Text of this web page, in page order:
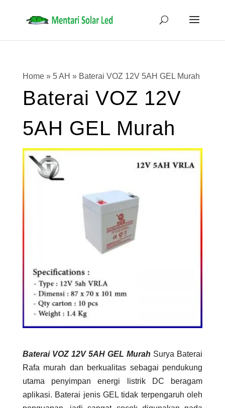
Home» 5 AH » Baterai VOZ 12V 5AH GEL Murah
Baterai VOZ 12V
5AH GEL Murah
Baterai VOZ 12V 5AH GEL Murah Surya Baterai
Rafa murah dan berkualitas sebagai pendukung
utama penyimpan energi listrik DC beragam
aplikasi. Baterai jenis GEL tidak terpengaruh oleh